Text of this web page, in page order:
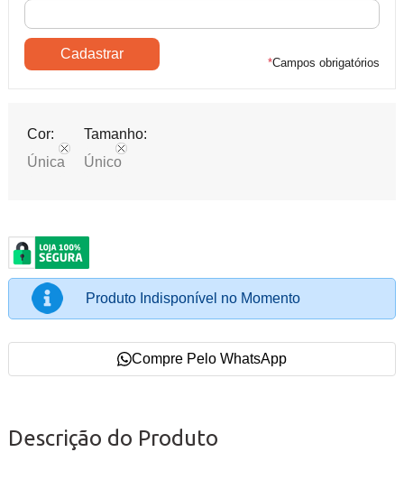
*Campos obrigatórios
Cor:
Única
Tamanho:
Único
Produto Indisponível no Momento
Compre Pelo WhatsApp
Descrição do Produto